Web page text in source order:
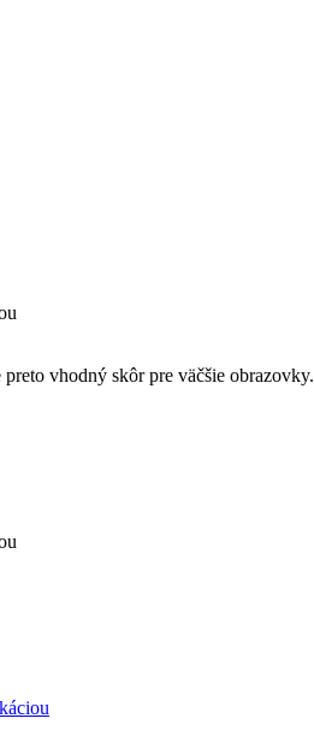
vhodný skôr pre väčšie obrazovky.